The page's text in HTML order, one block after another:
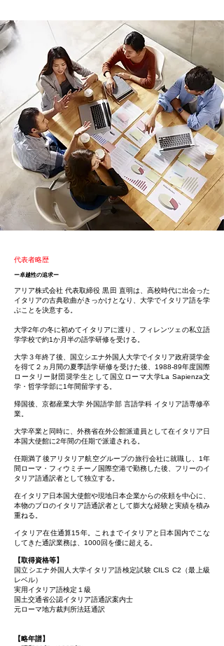
代表者略歴
ー卓越性の追求ー
アリア株式会社 代表取締役 黒田 直明は、 高校時代に出会った
イタリアの古典歌曲がきっかけとなり、大学でイタリア語を学
ぶことを決意する。
大学2年の冬に初めてイタリアに渡り、フィレンツェの私立語
学学校で約1か月半の語学研修を受ける。
大学３年終了後、国立シエナ外国人大学でイタリア政府奨学金
を得て２ヵ月間の夏季語学研修を受けた後、1988-89年度国際
ロータリー財団奨学生として国立ローマ大学La Sapienza文
学・哲学学部に1年間留学する。
帰国後、京都産業大学 外国語学部 言語学科 イタリア語専修卒
業。
大学卒業と同時に、外務省在外公館派遣員として在イタリア日
本国大使館に2年間の任期で派遣される。
任期満了後アリタリア航空グループの旅行会社に就職し、1年
間ローマ・フィウミチーノ国際空港で勤務した後、フリーのイ
タリア語通訳者として独立する。
在イタリア日本国大使館や現地日本企業からの依頼を中心に、
本物のプロのイタリア語通訳者として膨大な経験と実績を積み
重ねる。
イタリア在住通算15年。これまでイタリアと日本国内でこな
してきた通訳業務は、1000回を優に超える。​
【取得資格等】
国立シエナ外国人大学イタリア語検定試験 CILS C2（最上級
レベル）
実用イタリア語検定１級
国土交通省公認イタリア語通訳案内士
元ローマ地方裁判所法廷通訳
【略年譜】